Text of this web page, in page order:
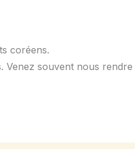
coréens.
souvent nous